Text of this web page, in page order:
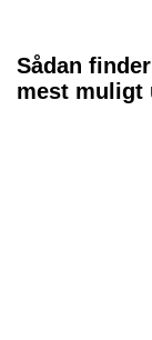
Sådan
mest muligt